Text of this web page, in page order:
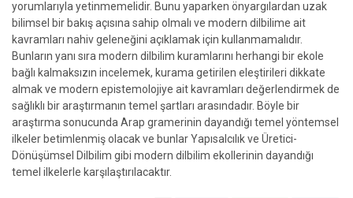
yorumlarıyla yetinmemelidir. Bunu yaparken önyargılardan uzak
bilimsel bir bakış açısına sahip olmalı ve modern dilbilime ait
kavramları nahiv geleneğini açıklamak için kullanmamalıdır.
Bunların yanı sıra modern dilbilim kuramlarını herhangi bir ekole
bağlı kalmaksızın incelemek, kurama getirilen eleştirileri dikkate
almak ve modern epistemolojiye ait kavramları değerlendirmek de
sağlıklı bir araştırmanın temel şartları arasındadır. Böyle bir
araştırma sonucunda Arap gramerinin dayandığı temel yöntemsel
ilkeler betimlenmiş olacak ve bunlar Yapısalcılık ve Üretici-
Dönüşümsel Dilbilim gibi modern dilbilim ekollerinin dayandığı
temel ilkelerle karşılaştırılacaktır.